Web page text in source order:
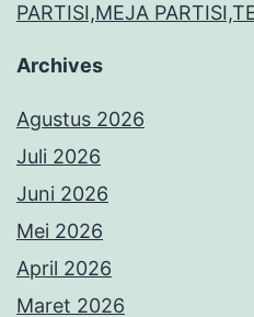
PARTISI,MEJA
Archives
Agustus 2026
Juli 2026
Juni 2026
Mei 2026
April 2026
Maret 2026